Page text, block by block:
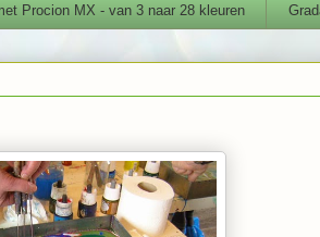
Procion MX - van 3 naar 28 kleuren